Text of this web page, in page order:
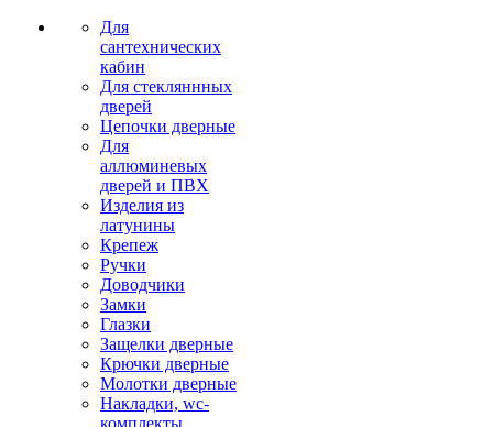
Для
сантехнических
кабин
Для стекляннных
дверей
Цепочки дверные
Для
аллюминевых
дверей и ПВХ
Изделия из
латунины
Крепеж
Ручки
Доводчики
Замки
Глазки
Защелки дверные
Крючки дверные
Молотки дверные
Накладки, wc-
комплекты